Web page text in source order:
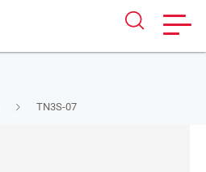
TN3S-07